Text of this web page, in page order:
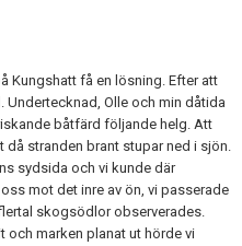
Kungshatt få en lösning. Efter att
Undertecknad, Olle och min dåtida
båtfärd följande helg. Att
då stranden brant stupar ned i sjön.
sydsida och vi kunde där
mot det inre av ön, vi passerade
skogsödlor observerades.
och marken planat ut hörde vi